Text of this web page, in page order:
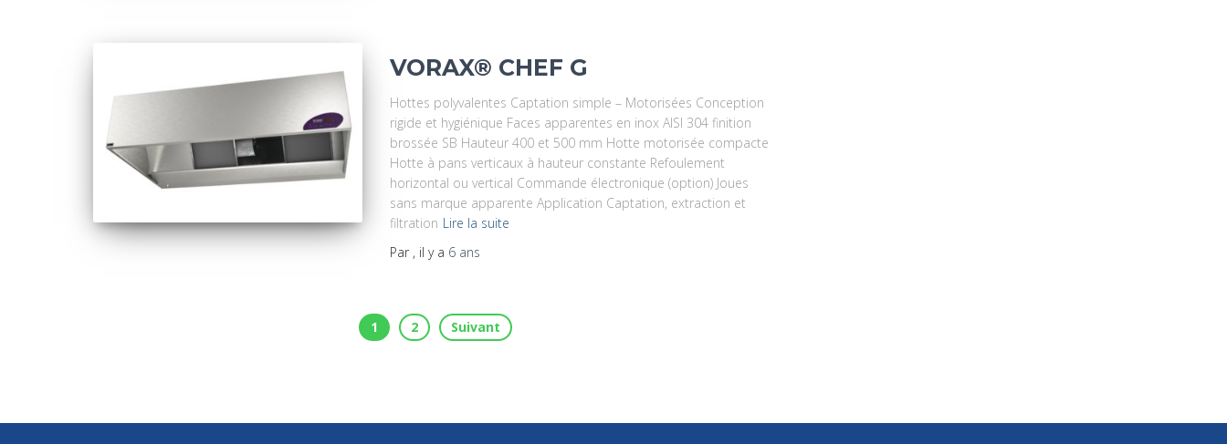
VORAX® CHEF G
Hottes polyvalentes Captation simple – Motorisées Conception
rigide et hygiénique Faces apparentes en inox AISI 304 finition
brossée SB Hauteur 400 et 500 mm Hotte motorisée compacte
Hotte à pans verticaux à hauteur constante Refoulement
horizontal ou vertical Commande électronique (option) Joues
sans marque apparente Application Captation, extraction et
filtration Lire la suite
Par , il y a 6 ans
1 2 Suivant